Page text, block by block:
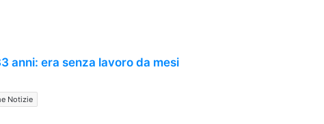
anni: era senza lavoro da mesi
Notizie